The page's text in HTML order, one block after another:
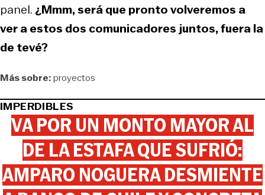
panel. ¿Mmm, será que pronto volveremos a
ver a estos dos comunicadores juntos, fuera la
de tevé?
Más sobre:proyectos
IMPERDIBLES
VA POR UN MONTO MAYOR AL
DE LA ESTAFA QUE SUFRIÓ:
AMPARO NOGUERA DESMIENTE